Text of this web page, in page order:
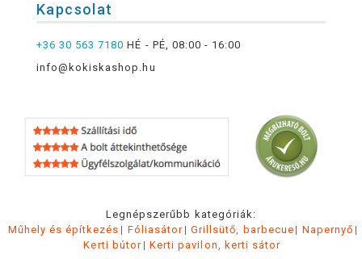
Kapcsolat
+36 30 563 7180 HÉ - PÉ, 08:00 - 16:00
info@kokiskashop.hu
Legnépszerűbb kategóriák:
Műhely és építkezés
Fóliasátor Grillsütő, barbecue
Napernyő
Kerti bútor
Kerti pavilon, kerti sátor